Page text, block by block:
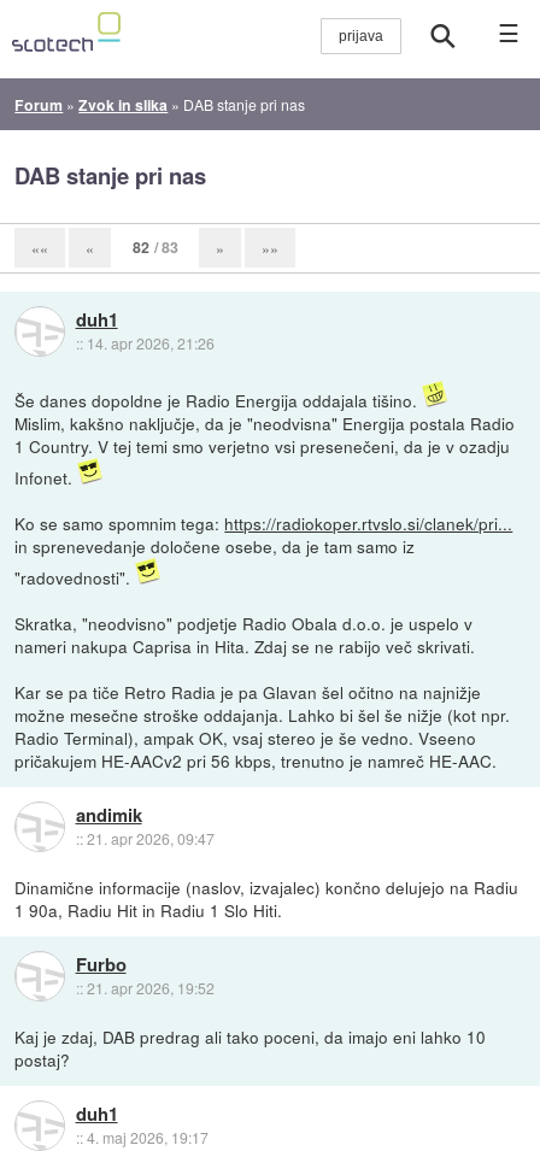
☰
Forum »Zvok in slika » DAB stanje pri nas
DAB stanje pri nas
«« « 82 / 83 » »»
duh1
:: 14. apr 2026, 21:26
Še danes dopoldne je Radio Energija oddajala tišino.
Mislim, kakšno naključje, da je "neodvisna" Energija postala Radio
1 Country. V tej temi smo verjetno vsi presenečeni, da je v ozadju
Infonet.
Ko se samo spomnim tega: https://radiokoper.rtvslo.si/clanek/pri...
in sprenevedanje določene osebe, da je tam samo iz
"radovednosti".
Skratka, "neodvisno" podjetje Radio Obala d.o.o. je uspelo v
nameri nakupa Caprisa in Hita. Zdaj se ne rabijo več skrivati.
Kar se pa tiče Retro Radia je pa Glavan šel očitno na najnižje
možne mesečne stroške oddajanja. Lahko bi šel še nižje (kot npr.
Radio Terminal), ampak OK, vsaj stereo je še vedno. Vseeno
pričakujem HE-AACv2 pri 56 kbps, trenutno je namreč HE-AAC.
andimik
::21. apr 2026, 09:47
Dinamične informacije (naslov, izvajalec) končno delujejo na Radiu
1 90a, Radiu Hit in Radiu 1 Slo Hiti.
Furbo
::21. apr 2026, 19:52
Kaj je zdaj, DAB predrag ali tako poceni, da imajo eni lahko 10
postaj?
duh1
::4. maj 2026, 19:17